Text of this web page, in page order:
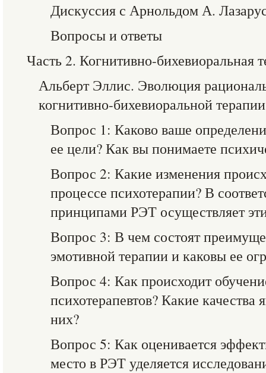
Дискуссия с Арнольдом А.
Вопросы и ответы
Часть 2. Когнитивно-бихевиоральная
Альберт Эллис. Эволюция
когнитивно-бихевиоральной терапии
Вопрос 1: Каково ваше
ее цели? Как вы понимаете
Вопрос 2: Какие изменения
процессе психотерапии? В
принципами РЭТ осуществляет
Вопрос 3: В чем состоят
эмотивной терапии и каковы ее
Вопрос 4: Как происходит
психотерапевтов? Какие
них?
Вопрос 5: Как оценивается
место в РЭТ уделяется